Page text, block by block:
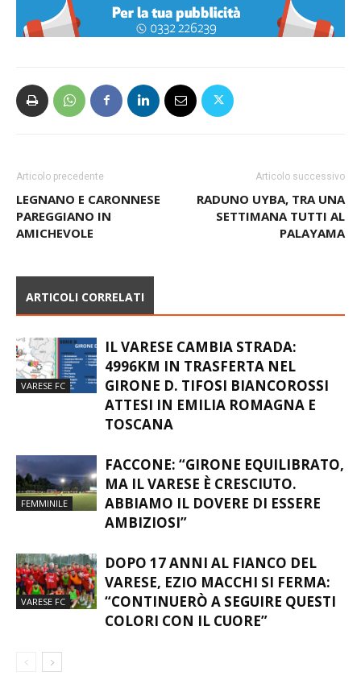
Articolo precedente
LEGNANO E CARONNESE
PAREGGIANO IN
AMICHEVOLE
Articolo successivo
RADUNO UYBA, TRA UNA
SETTIMANA TUTTI AL
PALAYAMA
ARTICOLI CORRELATI
VARESE FC
IL VARESE CAMBIA STRADA:
4996KM IN TRASFERTA NEL
GIRONE D. TIFOSI BIANCOROSSI
ATTESI IN EMILIA ROMAGNA E
TOSCANA
FEMMINILE
FACCONE: “GIRONE EQUILIBRATO,
MA IL VARESE È CRESCIUTO.
ABBIAMO IL DOVERE DI ESSERE
AMBIZIOSI”
VARESE FC
DOPO 17 ANNI AL FIANCO DEL
VARESE, EZIO MACCHI SI FERMA:
“CONTINUERÒ A SEGUIRE QUESTI
COLORI CON IL CUORE”